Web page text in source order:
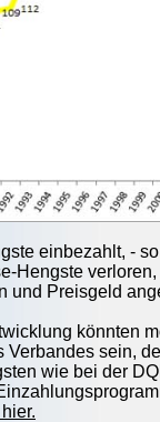
einbezahlt, -
Hengste
und Preisgeld
könnten
Verbandes sein,
wie bei der